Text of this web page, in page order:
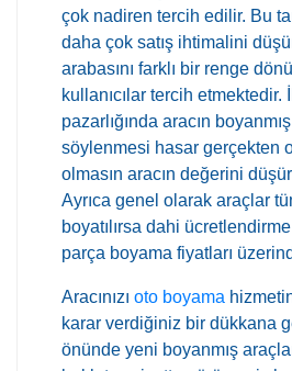
çok nadiren tercih edilir. Bu
daha çok satış ihtimalini
arabasını farklı bir renge
kullanıcılar tercih etmektedir.
pazarlığında aracın
söylenmesi hasar gerçekten
olmasın aracın değerini
Ayrıca genel olarak araçlar
boyatılırsa dahi
parça boyama fiyatları
Aracınızı oto boyama
karar verdiğiniz bir dükkana
önünde yeni boyanmış